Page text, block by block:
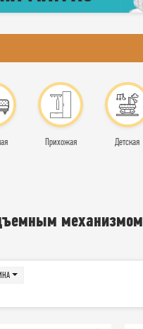
Прихожая Детская
механизмом